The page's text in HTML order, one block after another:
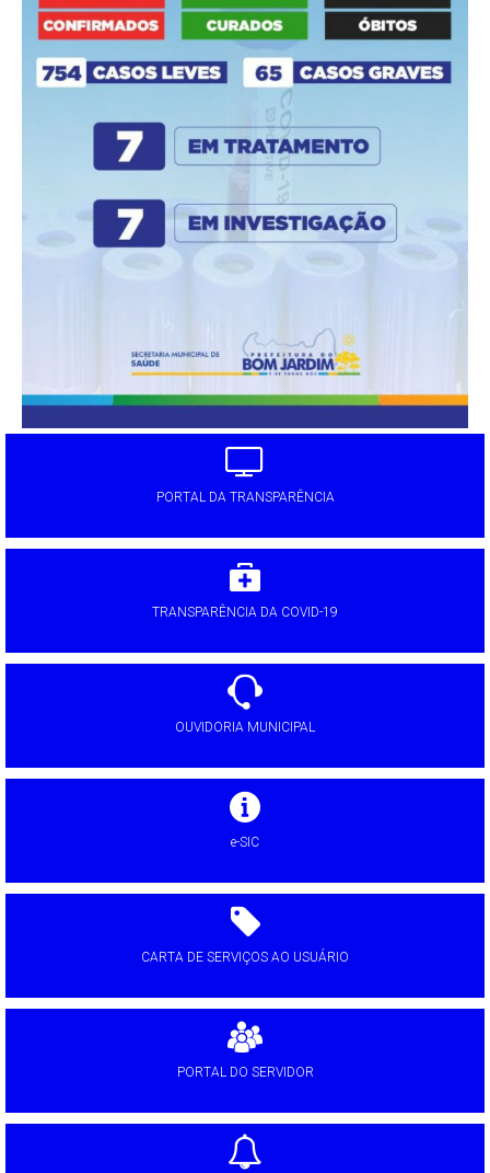
PORTAL DA TRANSPARÊNCIA
TRANSPARÊNCIA DA COVID-19
OUVIDORIA MUNICIPAL
e-SIC
CARTA DE SERVIÇOS AO USUÁRIO
PORTAL DO SERVIDOR